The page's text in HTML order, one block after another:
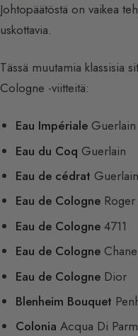
Johtopäätöstä on vaikea
uskottavia.
Tässä muutamia klassisia
Cologne -viitteitä:
Eau Impériale Guerlain
Eau du Coq Guerlain
Eau de cédrat Guerlain
Eau de Cologne
Eau de Cologne 4711
Eau de Cologne
Eau de Cologne Dior
Blenheim Bouquet
Colonia Acqua Di